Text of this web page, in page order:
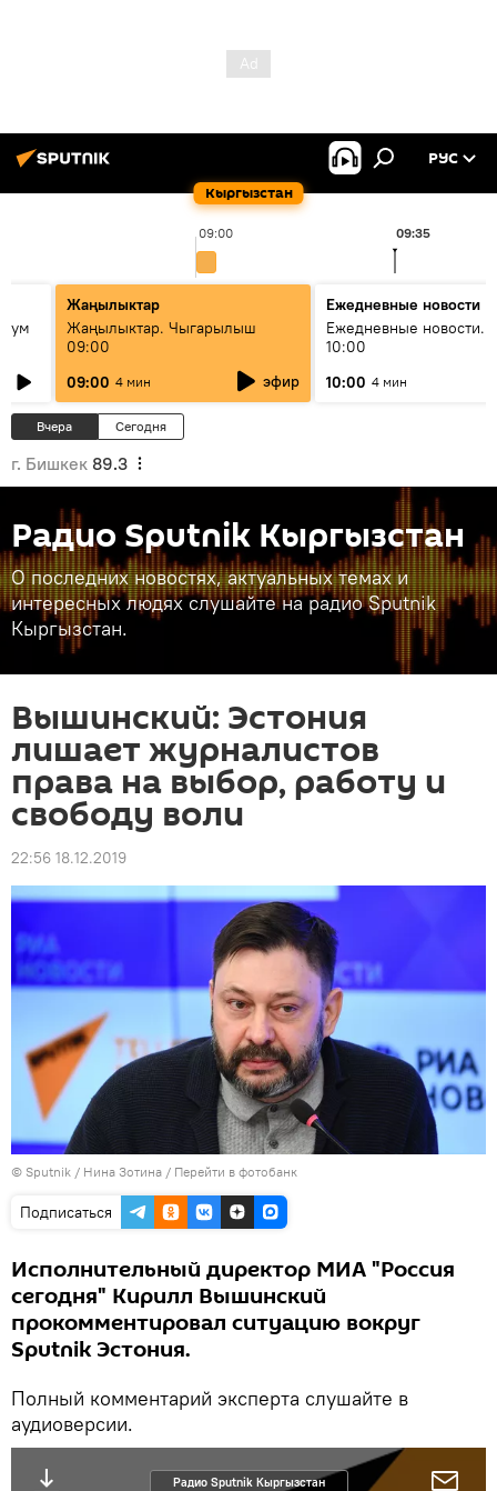
Кыргызстан
РУС
09:00 09:35
Жаңылыктар
Жаңылыктар. Чыгарылыш
09:00
09:00 4 мин эфир
Ежедневные новости
Ежедневные новости.
10:00
10:00 4 мин
Вчера Сегодня
г. Бишкек 89.3
Радио Sputnik Кыргызстан
О последних новостях, актуальных темах и
интересных людях слушайте на радио Sputnik
Кыргызстан.
Вышинский: Эстония
лишает журналистов
права на выбор, работу и
свободу воли
22:56 18.12.2019
© Sputnik / Нина Зотина / Перейти в фотобанк
Подписаться
Исполнительный директор МИА "Россия
сегодня" Кирилл Вышинский
прокомментировал ситуацию вокруг
Sputnik Эстония.
Полный комментарий эксперта слушайте в
аудиоверсии.
Радио Sputnik Кыргызстан